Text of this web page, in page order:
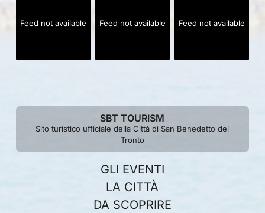
Feed not available Feed not available Feed not available
SBT TOURISM
Sito turistico ufficiale della Città di San Benedetto del
Tronto
GLI EVENTI
LA CITTÀ
DA SCOPRIRE